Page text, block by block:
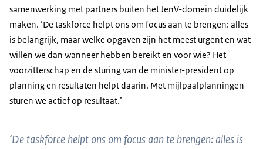
samenwerking met partners buiten het JenV-domein duidelijk
maken. ‘De taskforce helpt ons om focus aan te brengen: alles
is belangrijk, maar welke opgaven zijn het meest urgent en wat
willen we dan wanneer hebben bereikt en voor wie? Het
voorzitterschap en de sturing van de minister-president op
planning en resultaten helpt daarin. Met mijlpaalplanningen
sturen we actief op resultaat.’
‘De taskforce helpt ons om focus aan te brengen: alles is